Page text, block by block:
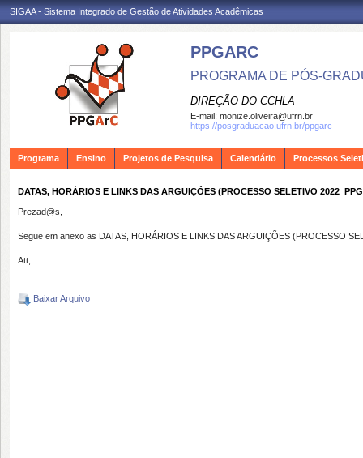
SIGAA - Sistema Integrado de Gestão de Atividades Acadêmicas
PPGARC
PROGRAMA DE PÓS-
DIREÇÃO DO CCHLA
E-mail: monize.oliveira@ufrn.br
https://posgraduacao.ufrn.br/ppgarc
Programa Ensino Projetos de Pesquisa Calendário Processos
DATAS, HORÁRIOS E LINKS DAS ARGUIÇÕES (PROCESSO SELETIVO 2022 
Prezad@s,
Segue em anexo as DATAS, HORÁRIOS E LINKS DAS ARGUIÇÕES (PROCESSO
Att,
Baixar Arquivo